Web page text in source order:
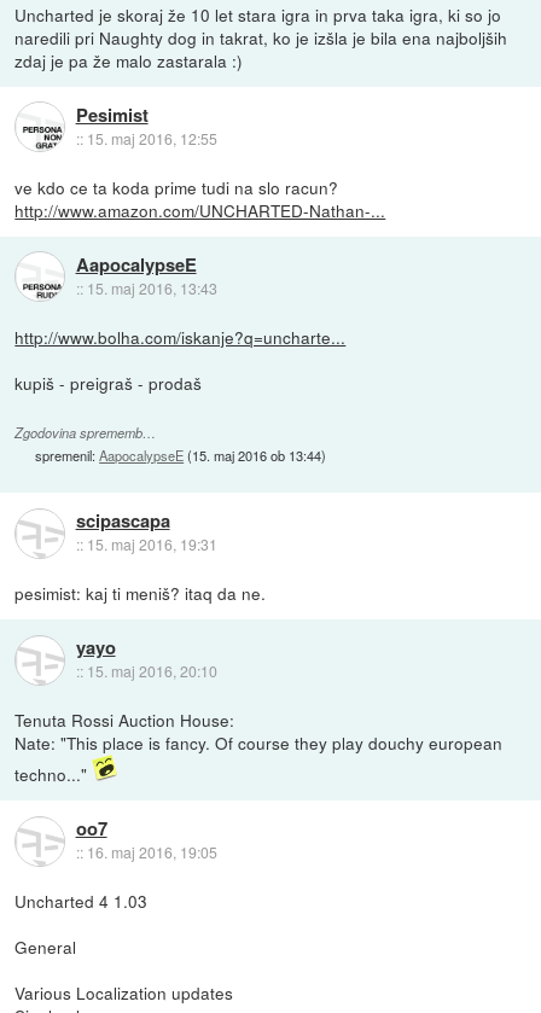
Uncharted je skoraj že 10 let stara igra in prva taka igra, ki so jo
naredili pri Naughty dog in takrat, ko je izšla je bila ena najboljših
zdaj je pa že malo zastarala :)
Pesimist
:: 15. maj 2016, 12:55
ve kdo ce ta koda prime tudi na slo racun?
http://www.amazon.com/UNCHARTED-Nathan-...
AapocalypseE
:: 15. maj 2016, 13:43
http://www.bolha.com/iskanje?q=uncharte...
kupiš - preigraš - prodaš
Zgodovina sprememb…
spremenil:AapocalypseE(15. maj 2016 ob 13:44)
scipascapa
:: 15. maj 2016, 19:31
pesimist: kaj ti meniš? itaq da ne.
yayo
:: 15. maj 2016, 20:10
Tenuta Rossi Auction House:
Nate: "This place is fancy. Of course they play douchy european
techno..."
oo7
:: 16. maj 2016, 19:05
Uncharted 4 1.03
General
Various Localization updates